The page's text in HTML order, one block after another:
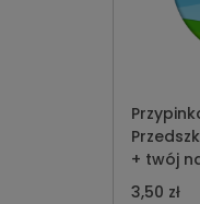
+ twój
3,50 zł